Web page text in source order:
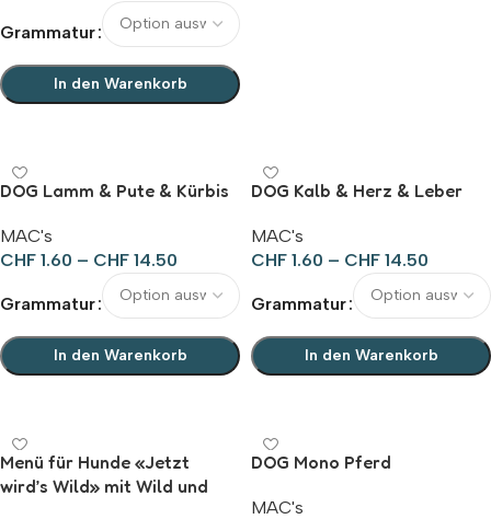
Grammatur
In den Warenkorb
DOG Lamm & Pute & Kürbis
MAC's
CHF 1.60 – CHF 14.50
Grammatur
In den Warenkorb
DOG Kalb & Herz & Leber
MAC's
CHF 1.60 – CHF 14.50
Grammatur
In den Warenkorb
Menü für Hunde «Jetzt
wird’s Wild» mit Wild und
DOG Mono Pferd
MAC's